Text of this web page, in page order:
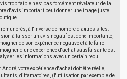
trop faible n'est pas forcément révélateur de la
d'avis important peut donner une image juste
à l'inverse de nombre d'autres sites.
à laisser un avis négatif est donc importante,
de son expérience négative et à le faire
d'une expérience d'achat satisfaisante est
les informations avec un certain recul.
votre expérience d'achat doit être réelle,
diffamatoires, (l'utilisation par exemple de